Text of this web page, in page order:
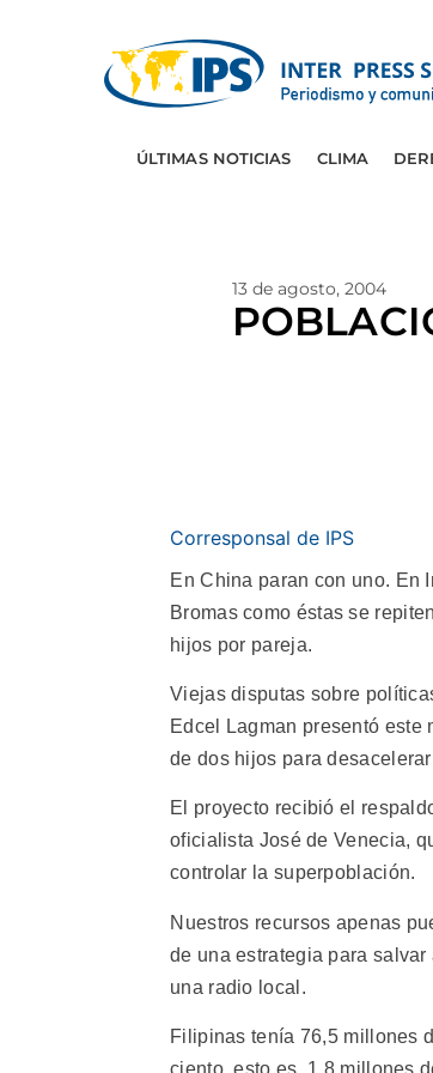
ÚLTIMAS NOTICIAS CLIMA
13 de agosto, 2004
Corresponsal de IPS
En China paran con uno.
Bromas como éstas se
hijos por pareja.
Viejas disputas sobre
Edcel Lagman presentó este
de dos hijos para
El proyecto recibió el
oficialista José de Venecia,
controlar la superpoblación.
Nuestros recursos apenas
de una estrategia para
una radio local.
Filipinas tenía 76,5 millones
ciento, esto es, 1,8 millones